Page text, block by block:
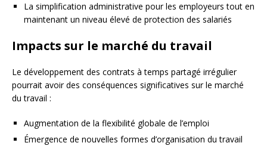
La simplification administrative pour les employeurs tout en
maintenant un niveau élevé de protection des salariés
Impacts sur le marché du travail
Le développement des contrats à temps partagé irrégulier
pourrait avoir des conséquences significatives sur le marché
du travail :
Augmentation de la flexibilité globale de l’emploi
Émergence de nouvelles formes d’organisation du travail